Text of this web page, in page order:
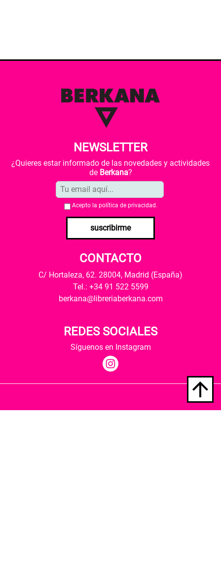
NEWSLETTER
¿Quieres estar informado de las novedades y actividades
de Berkana?
Acepto la política de privacidad .
suscribirme
CONTACTO
C/ Hortaleza, 62. 28004, Madrid (España)
Tel.: +34 91 522 5599
berkana@libreriaberkana.com
REDES SOCIALES
Síguenos en Instagram